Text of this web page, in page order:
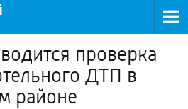
проверка
ДТП в
районе